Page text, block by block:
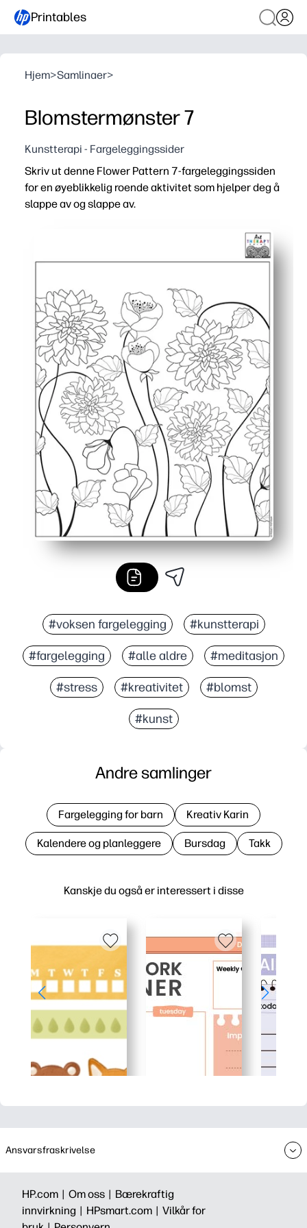
Printables
Hjem>Samlinaer>
Blomstermønster 7
Kunstterapi - Fargeleggingssider
Skriv ut denne Flower Pattern 7-fargeleggingssiden
for en øyeblikkelig roende aktivitet som hjelper deg å
slappe av og slappe av.
Zero prep - bare skriv ut og fargelegg for raske
Engasjerende blomsterdetaljer holder hendene
Allsidig hjemme eller på skolen - bruk fargestifter,
#voksen fargelegging #kunstterapi
#fargelegging #alle aldre #meditasjon
#stress #kreativitet #blomst
#kunst
Kanskje du også er interessert i disse
Andre samlinger
Fargelegging for barn Kreativ Karin
Kalendere og planleggere Bursdag Takk
Ansvarsfraskrivelse
HP.com | Om oss | Bærekraftig
innvirkning | HPsmart.com | Vilkår for